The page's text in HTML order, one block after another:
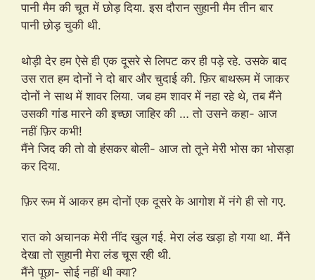
पानी मैम की चूत में छोड़ दिया. इस दौरान सुहानी मैम तीन बार
पानी छोड़ चुकी थी.
थोड़ी देर हम ऐसे ही एक दूसरे से लिपट कर ही पड़े रहे. उसके बाद
उस रात हम दोनों ने दो बार और चुदाई की. फ़िर बाथरूम में जाकर
दोनों ने साथ में शावर लिया. जब हम शावर में नहा रहे थे, तब मैंने
उसकी गांड मारने की इच्छा जाहिर की … तो उसने कहा- आज
नहीं फ़िर कभी!
मैंने जिद की तो वो हंसकर बोली- आज तो तूने मेरी भोस का भोसड़ा
कर दिया.
फ़िर रूम में आकर हम दोनों एक दूसरे के आगोश में नंगे ही सो गए.
रात को अचानक मेरी नींद खुल गई. मेरा लंड खड़ा हो गया था. मैंने
देखा तो सुहानी मेरा लंड चूस रही थी.
मैंने पूछा- सोई नहीं थी क्या?